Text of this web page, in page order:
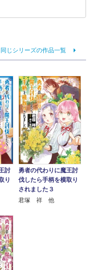
同じシリーズの作品一覧
討
り
勇者の代わりに魔王討
伐したら手柄を横取り
されました３
君塚 祥 他